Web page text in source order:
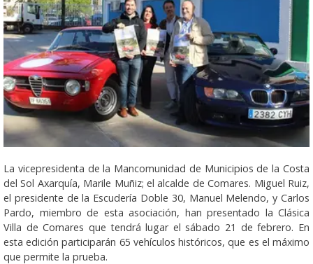
La vicepresidenta de la Mancomunidad de Municipios de la Costa
del Sol Axarquía, Marile Muñiz; el alcalde de Comares. Miguel Ruiz,
el presidente de la Escudería Doble 30, Manuel Melendo, y Carlos
Pardo, miembro de esta asociación, han presentado la Clásica
Villa de Comares que tendrá lugar el sábado 21 de febrero. En
esta edición participarán 65 vehículos históricos, que es el máximo
que permite la prueba.